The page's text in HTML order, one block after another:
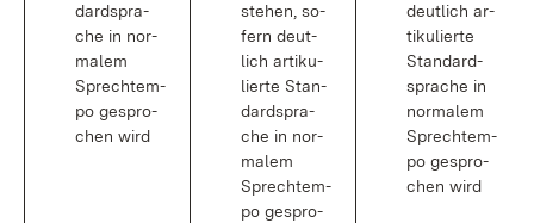
dard­spra­
che in nor­
ma­lem
Sprechtem­
po ge­spro­
chen wird
ste­hen, so­
fern deut­
lich ar­ti­ku­
lier­te Stan­
dard­spra­
che in nor­
ma­lem
Sprechtem­
po ge­spro­
deut­lich ar­
ti­ku­lier­te
Stan­dard­
spra­che in
nor­ma­lem
Sprechtem­
po ge­spro­
chen wird